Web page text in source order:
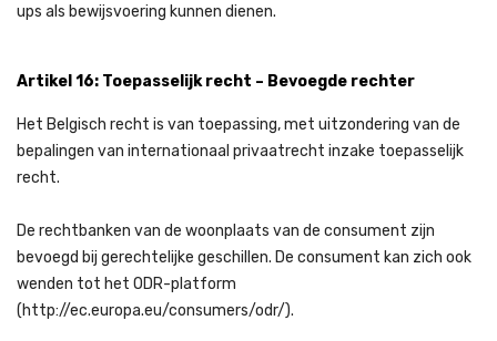
ups als bewijsvoering kunnen dienen.
Artikel 16: Toepasselijk recht – Bevoegde rechter
Het Belgisch recht is van toepassing, met uitzondering van de
bepalingen van internationaal privaatrecht inzake toepasselijk
recht.
De rechtbanken van de woonplaats van de consument zijn
bevoegd bij gerechtelijke geschillen. De consument kan zich ook
wenden tot het ODR-platform
(http://ec.europa.eu/consumers/odr/).